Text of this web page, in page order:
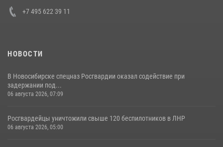
+7 495 622 39 11
НОВОСТИ
В Новосибирске спецназ Росгвардии оказал содействие при
задержании под...
06 августа 2026, 07:09
Росгвардейцы уничтожили свыше 120 беспилотников в ЛНР
06 августа 2026, 05:00